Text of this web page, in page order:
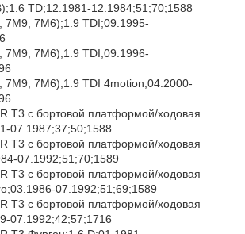
TD;12.1981-12.1984;51;70;1588
7M9, 7M6);1.9 TDI;09.1995-
7M9, 7M6);1.9 TDI;09.1996-
7M9, 7M6);1.9 TDI 4motion;04.2000-
T3 c бортовой платформой/ходовая
07.1987;37;50;1588
T3 c бортовой платформой/ходовая
07.1992;51;70;1589
T3 c бортовой платформой/ходовая
07.1992;51;69;1589
T3 c бортовой платформой/ходовая
07.1992;42;57;1716